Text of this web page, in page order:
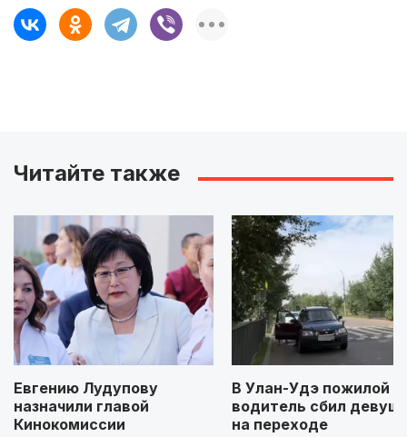
Читайте также
Евгению Лудупову
назначили главой
Кинокомиссии
В Улан-Удэ пожилой
водитель сбил
на переходе